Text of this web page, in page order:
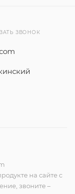
ЗВОНОК
на сайте с
звоните –